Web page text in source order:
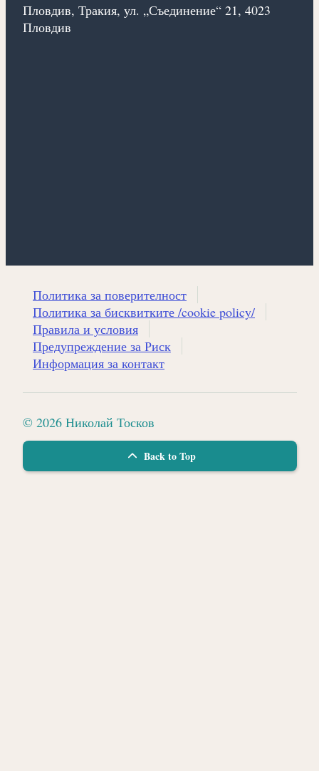
Пловдив, Тракия, ул. „Съединение“ 21, 4023
Пловдив
Политика за поверителност
Политика за бисквитките /cookie policy/
Правила и условия
Предупреждение за Риск
Информация за контакт
© 2026 Николай Тосков
Back to Top